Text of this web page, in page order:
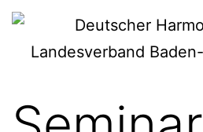
Zum
Deutscher
Harmonika-